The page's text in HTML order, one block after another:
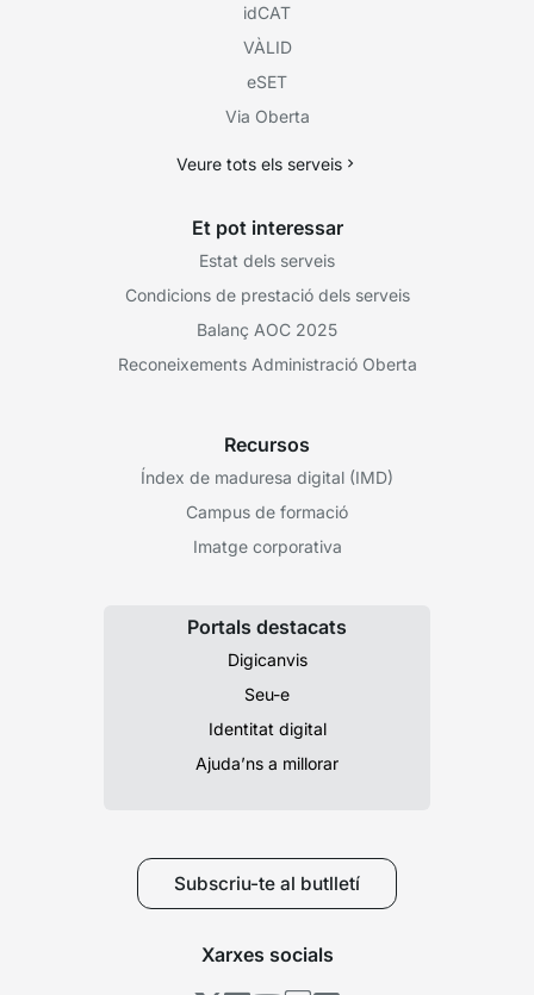
idCAT
VÀLID
eSET
Via Oberta
Veure tots els serveis
Et pot interessar
Estat dels serveis
Condicions de prestació dels serveis
Balanç AOC 2025
Reconeixements Administració Oberta
Recursos
Índex de maduresa digital (IMD)
Campus de formació
Imatge corporativa
Portals destacats
Digicanvis
Seu-e
Identitat digital
Ajuda’ns a millorar
Subscriu-te al butlletí
Xarxes socials